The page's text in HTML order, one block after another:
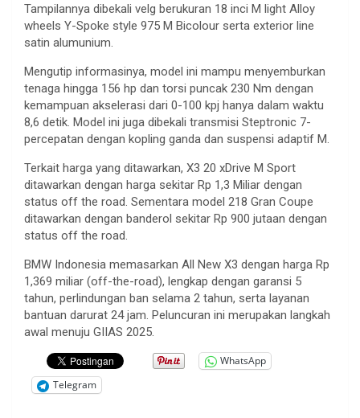
Tampilannya dibekali velg berukuran 18 inci M light Alloy
wheels Y-Spoke style 975 M Bicolour serta exterior line
satin alumunium.
Mengutip informasinya, model ini mampu menyemburkan
tenaga hingga 156 hp dan torsi puncak 230 Nm dengan
kemampuan akselerasi dari 0-100 kpj hanya dalam waktu
8,6 detik. Model ini juga dibekali transmisi Steptronic 7-
percepatan dengan kopling ganda dan suspensi adaptif M.
Terkait harga yang ditawarkan, X3 20 xDrive M Sport
ditawarkan dengan harga sekitar Rp 1,3 Miliar dengan
status off the road. Sementara model 218 Gran Coupe
ditawarkan dengan banderol sekitar Rp 900 jutaan dengan
status off the road.
BMW Indonesia memasarkan All New X3 dengan harga Rp
1,369 miliar (off-the-road), lengkap dengan garansi 5
tahun, perlindungan ban selama 2 tahun, serta layanan
bantuan darurat 24 jam. Peluncuran ini merupakan langkah
awal menuju GIIAS 2025.
WhatsApp
Telegram